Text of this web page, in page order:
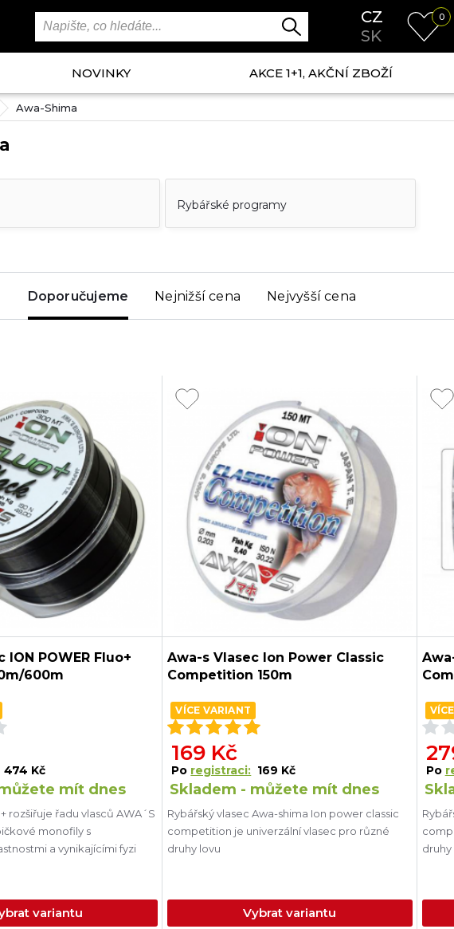
CZ
SK
0
NOVINKY AKCE 1+1, AKČNÍ ZBOŽÍ
Awa-Shima
Rybářské programy
Doporučujeme Nejnižší cena Nejvyšší cena
ION POWER Fluo+
600m
474 Kč
mít dnes
rozšiřuje řadu vlasců AWA´S
monofily s
a vynikajícími fyzi
variantu
Awa-s Vlasec Ion Power Classic
Competition 150m
VÍCE VARIANT
169 Kč
Po registraci: 169 Kč
Skladem - můžete mít dnes
Rybářský vlasec Awa-shima Ion power classic
competition je univerzální vlasec pro různé
druhy lovu
Vybrat variantu
Po
druhy